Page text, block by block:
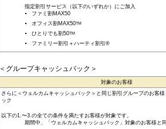
指定割引サービス（以下のいずれか）にご加入
ファミ割MAX50
オフィス割MAX50TM
ひとりでも割50TM
ファミリー割引＋ハーティ割引®
＜グループキャッシュバック＞
対象のお客様
さらに＜ウェルカムキャッシュバック＞と同じ割引グループのお客
ック
以下の1.〜3.の全ての条件を満たすお客様が対象です。
期間中、「ウェルカムキャッシュバック」対象のお客様と